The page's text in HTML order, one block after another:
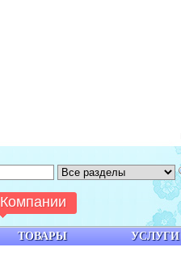
ТОВАРЫ УСЛУГИ
Компании